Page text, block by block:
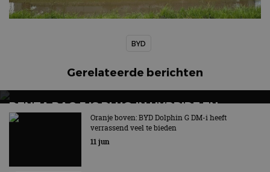
BYD
Gerelateerde berichten
DENZA BAO 5 IS PLUG-IN HYBRIDE EN
LOODZWARE TERREINBEUL MET 544 PK
Leeggewicht: 3.035 kg - OEPS!
Oranje boven: BYD Dolphin G DM-i heeft
verrassend veel te bieden
11 jun